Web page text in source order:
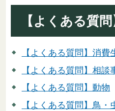
【よくある質
【よくある質問】消費
【よくある質問】相談
【よくある質問】動物
【よくある質問】鳥・